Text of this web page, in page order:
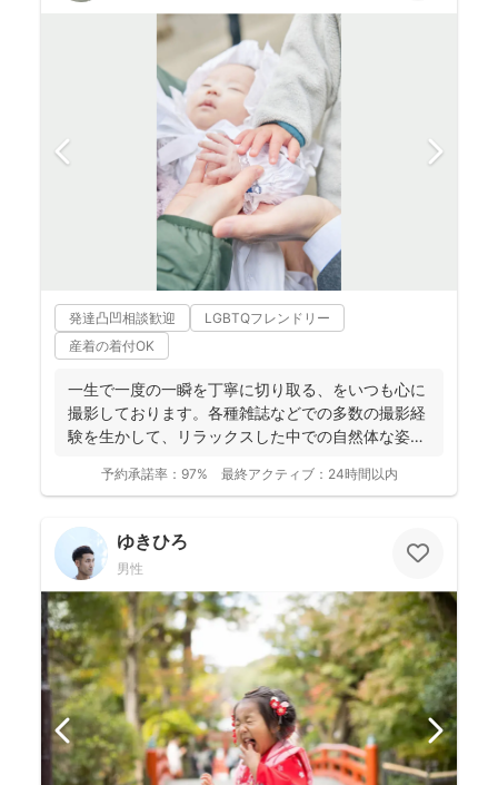
発達凸凹相談歓迎
LGBTQフレンドリー
産着の着付OK
一生で一度の一瞬を丁寧に切り取る、をいつも心に
撮影しております。各種雑誌などでの多数の撮影経
験を生かして、リラックスした中での自然体な姿の
予約承諾率： 97% 最終アクティブ： 24時間以内
ゆきひろ
男性